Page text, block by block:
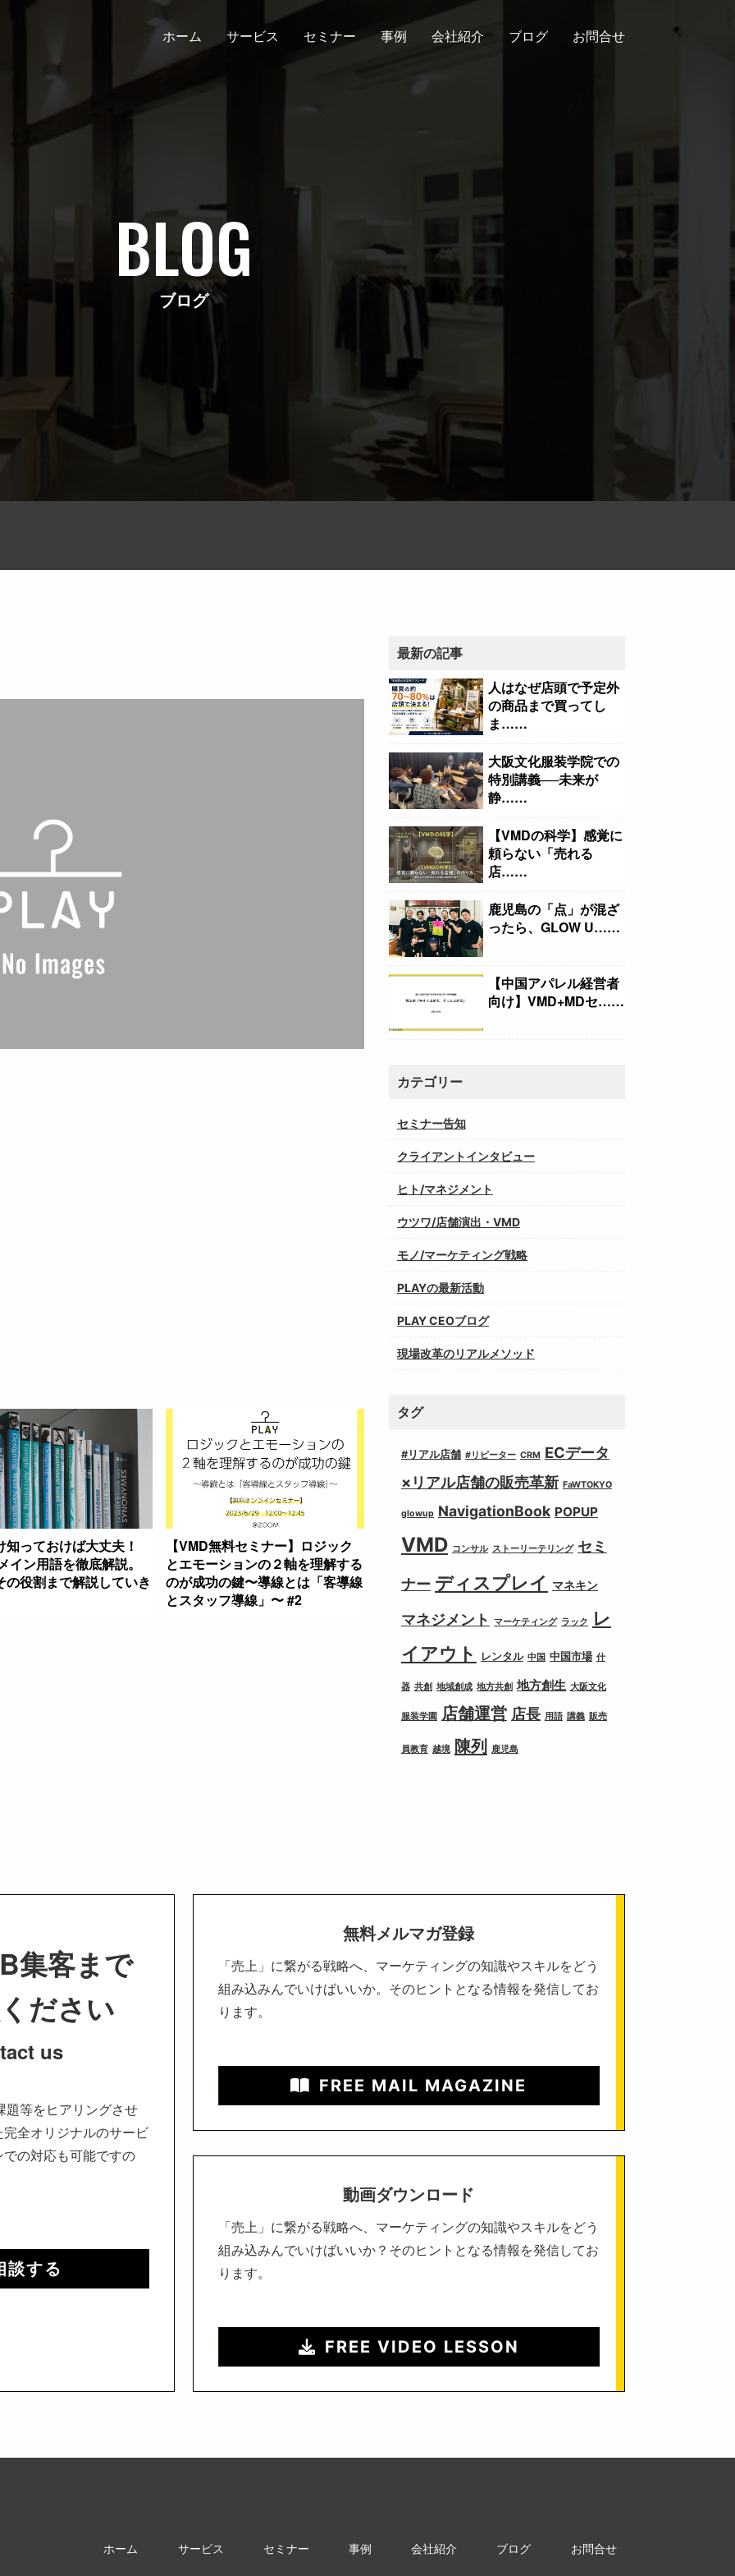
ホーム サービス セミナー 事例 会社紹介 ブログ お問合せ
BLOG
ブログ
知っておけば大丈夫！
イン用語を徹底解説。
の役割まで解説していき
【VMD無料セミナー】ロジック
とエモーションの２軸を理解する
のが成功の鍵〜導線とは「客導線
とスタッフ導線」〜 #2
最新の記事
人はなぜ店頭で予定外
の商品まで買ってし
ま……
大阪文化服装学院での
特別講義──未来が
静……
【VMDの科学】感覚に
頼らない「売れる
店……
鹿児島の「点」が混ざ
ったら、GLOW U……
【中国アパレル経営者
向け】VMD+MDセ……
カテゴリー
セミナー告知
クライアントインタビュー
ヒト/マネジメント
ウツワ/店舗演出・VMD
モノ/マーケティング戦略
PLAYの最新活動
PLAY CEOブログ
現場改革のリアルメソッド
タグ
#リアル店舗 #リピーター CRM ECデータ
×リアル店舗の販売革新 FaWTOKYO
glowup NavigationBook POPUP
VMD コンサル ストーリーテリング セミ
ナー ディスプレイ マネキン
マネジメント マーケティング ラック
レ
イアウト
レンタル 中国 中国市場 什
器 共創 地域創成 地方共創 地方創生 大阪文化
服装学園 店舗運営 店長 用語 講義 販売
員教育 越境 陳列 鹿児島
集客まで
ださい
us
題等をヒアリングさせ
全オリジナルのサービ
の対応も可能ですの
談する
無料メルマガ登録
「売上」に繋がる戦略へ、マーケティングの知識やスキルをどう
組み込みんでいけばいいか。そのヒントとなる情報を発信してお
ります。
FREE MAIL MAGAZINE
動画ダウンロード
「売上」に繋がる戦略へ、マーケティングの知識やスキルをどう
組み込みんでいけばいいか？そのヒントとなる情報を発信してお
ります。
FREE VIDEO LESSON
ホーム サービス セミナー 事例 会社紹介 ブログ お問合せ